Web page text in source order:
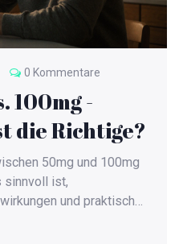
0 Kommentare
100mg -
die Richtige?
50mg und 100mg
sinnvoll ist,
und praktische